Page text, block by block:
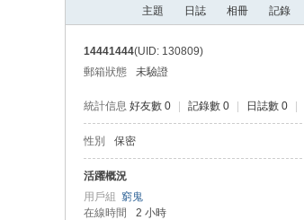
主題 日誌 相冊 記錄
14441444(UID: 130809)
郵箱狀態
未驗證
統計信息 好友數 0 記錄數 0 日誌數 0
性別 保密
活躍概況
用戶組 窮鬼
在線時間
2 小時